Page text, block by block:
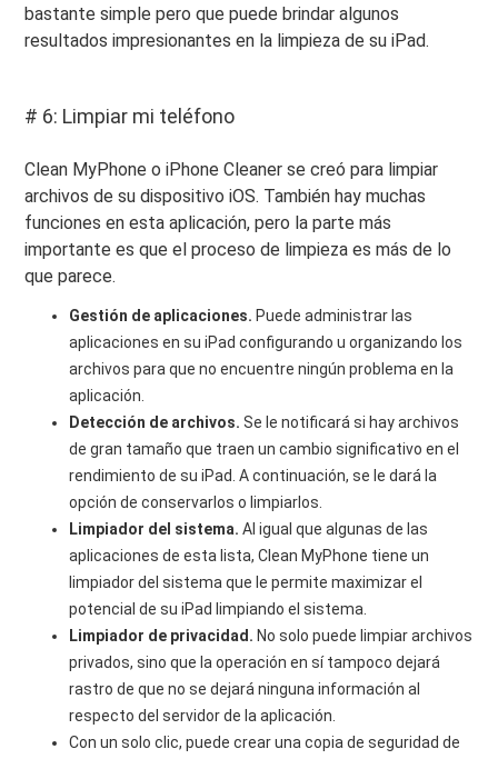
bastante simple pero que puede brindar algunos
resultados impresionantes en la limpieza de su iPad.
# 6: Limpiar mi teléfono
Clean MyPhone o iPhone Cleaner se creó para limpiar
archivos de su dispositivo iOS. También hay muchas
funciones en esta aplicación, pero la parte más
importante es que el proceso de limpieza es más de lo
que parece.
Gestión de aplicaciones. Puede administrar las
aplicaciones en su iPad configurando u organizando los
archivos para que no encuentre ningún problema en la
aplicación.
Detección de archivos.Se le notificará si hay archivos
de gran tamaño que traen un cambio significativo en el
rendimiento de su iPad. A continuación, se le dará la
opción de conservarlos o limpiarlos.
Limpiador del sistema.Al igual que algunas de las
aplicaciones de esta lista, Clean MyPhone tiene un
limpiador del sistema que le permite maximizar el
potencial de su iPad limpiando el sistema.
Limpiador de privacidad. No solo puede limpiar archivos
privados, sino que la operación en sí tampoco dejará
rastro de que no se dejará ninguna información al
respecto del servidor de la aplicación.
Con un solo clic, puede crear una copia de seguridad de